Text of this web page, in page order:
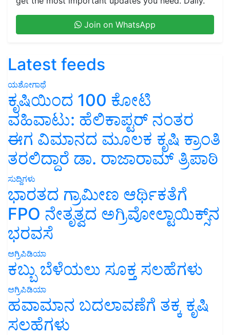
Join on WhatsApp
Latest feeds
ಯಶೋಗಾಥೆ
ಕೃಷಿಯಿಂದ 100 ಕೋಟಿ
ವಹಿವಾಟು: ಹೆಲಿಕಾಪ್ಟರ್ ನಂತರ
ಈಗ ವಿಮಾನದ ಮೂಲಕ ಕೃಷಿ ಕ್ರಾಂತಿ
ತರಲಿದ್ದಾರೆ ಡಾ. ರಾಜಾರಾಮ್ ತ್ರಿಪಾಠಿ
ಸುದ್ದಿಗಳು
ಭಾರತದ ಗ್ರಾಮೀಣ ಆರ್ಥಿಕತೆಗೆ
FPO ನೇತೃತ್ವದ ಅಗ್ರಿವೋಲ್ಟಾಯಿಕ್ಸ್‌ನ
ಭರವಸೆ
ಅಗ್ರಿಪಿಡಿಯಾ
ಕಬ್ಬು ಬೆಳೆಯಲು ಸೂಕ್ತ ಸಲಹೆಗಳು
ಅಗ್ರಿಪಿಡಿಯಾ
ಹವಾಮಾನ ಬದಲಾವಣೆಗೆ ತಕ್ಕ ಕೃಷಿ
ಸಲಹೆಗಳು